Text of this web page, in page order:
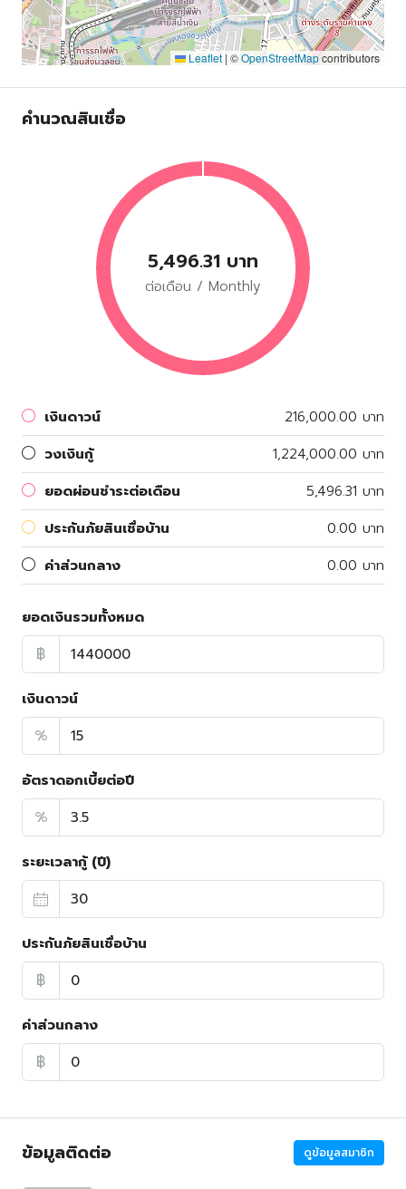
Leaflet | ©OpenStreetMapcontributors
คำนวณสินเชื่อ
5,496.31 บาท
ต่อเดือน / Monthly
เงินดาวน์
216,000.00 บาท
วงเงินกู้
1,224,000.00 บาท
ยอดผ่อนชำระต่อเดือน
5,496.31 บาท
ประกันภัยสินเชื่อบ้าน
0.00 บาท
ค่าส่วนกลาง
0.00 บาท
ยอดเงินรวมทั้งหมด
฿
เงินดาวน์
%
อัตราดอกเบี้ยต่อปี
%
ระยะเวลากู้ (ปี)
ประกันภัยสินเชื่อบ้าน
฿
ค่าส่วนกลาง
฿
ข้อมูลติดต่อ ดูข้อมูลสมาชิก